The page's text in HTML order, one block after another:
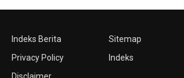
Indeks Berita
Privacy Policy
Sitemap
Indeks